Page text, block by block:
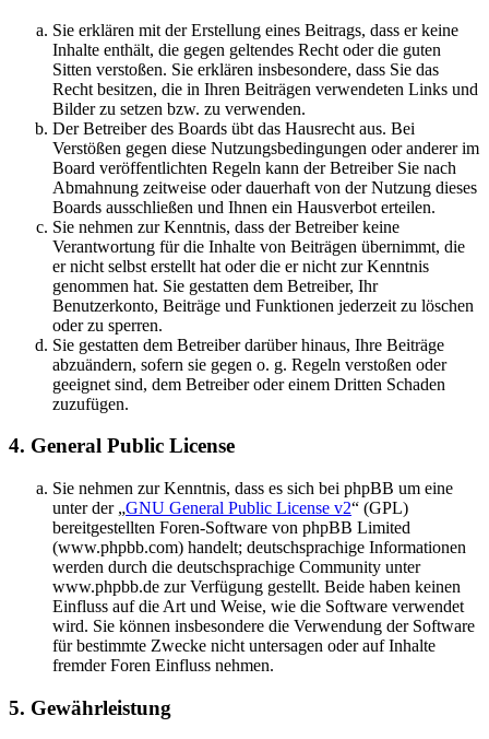
Sie erklären mit der Erstellung eines Beitrags, dass er keine
Inhalte enthält, die gegen geltendes Recht oder die guten
Sitten verstoßen. Sie erklären insbesondere, dass Sie das
Recht besitzen, die in Ihren Beiträgen verwendeten Links und
Bilder zu setzen bzw. zu verwenden.
Der Betreiber des Boards übt das Hausrecht aus. Bei
Verstößen gegen diese Nutzungsbedingungen oder anderer im
Board veröffentlichten Regeln kann der Betreiber Sie nach
Abmahnung zeitweise oder dauerhaft von der Nutzung dieses
Boards ausschließen und Ihnen ein Hausverbot erteilen.
Sie nehmen zur Kenntnis, dass der Betreiber keine
Verantwortung für die Inhalte von Beiträgen übernimmt, die
er nicht selbst erstellt hat oder die er nicht zur Kenntnis
genommen hat. Sie gestatten dem Betreiber, Ihr
Benutzerkonto, Beiträge und Funktionen jederzeit zu löschen
oder zu sperren.
Sie gestatten dem Betreiber darüber hinaus, Ihre Beiträge
abzuändern, sofern sie gegen o. g. Regeln verstoßen oder
geeignet sind, dem Betreiber oder einem Dritten Schaden
zuzufügen.
4. General Public License
Sie nehmen zur Kenntnis, dass es sich bei phpBB um eine
unter der „GNU General Public License v2“ (GPL)
bereitgestellten Foren-Software von phpBB Limited
(www.phpbb.com) handelt; deutschsprachige Informationen
werden durch die deutschsprachige Community unter
www.phpbb.de zur Verfügung gestellt. Beide haben keinen
Einfluss auf die Art und Weise, wie die Software verwendet
wird. Sie können insbesondere die Verwendung der Software
für bestimmte Zwecke nicht untersagen oder auf Inhalte
fremder Foren Einfluss nehmen.
5. Gewährleistung